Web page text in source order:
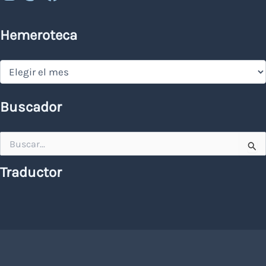
Hemeroteca
Hemeroteca
Buscador
por:
Traductor